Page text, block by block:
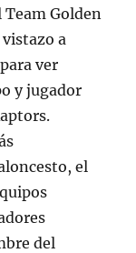
Golden
a
ver
y jugador
el
del